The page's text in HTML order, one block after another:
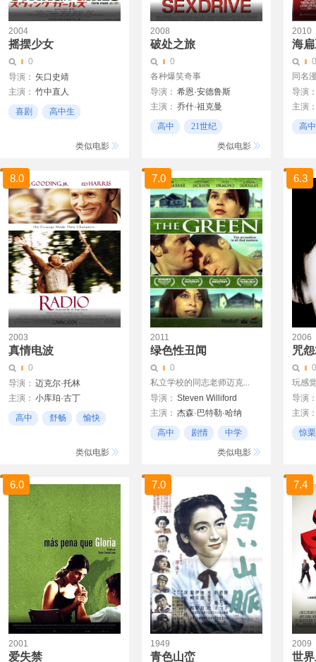
2004
摇摆少女
0
导演： 矢口史靖
主演： 竹中直人
上野树里
平冈佑太
喜剧
高中生
类似电影
2008
破处之旅
0
各种爆笑奇事
导演： 希恩·安德鲁斯
主演： 乔什·祖克曼
阿曼达·克鲁
赛斯·格林
高中
21世纪
类似电影
2010
海
0
同名
导演
主演
科洛·
高中
8.0
2003
真情电波
0
导演： 迈克尔·托林
主演： 小库珀·古丁
艾德·哈里斯
高中 舒畅 愉快
类似电影
7.0
2011
绿色性丑闻
0
私立学校的同志老师迈克...
导演： Steven Williford
主演： 杰森·巴特勒·哈纳
夏延·杰克逊
高中 剧情
中学
类似电影
6.3
2006
咒
0
玩感
导演
主演
阿莉惊栗
6.0
2001
爱失禁
7.0
1949
青色山峦
7.4
2009
世